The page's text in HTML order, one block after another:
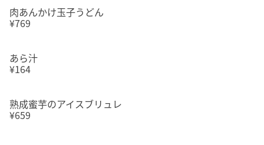
肉あんかけ玉子うどん
¥769
あら汁
¥164
熟成蜜芋のアイスブリュレ
¥659